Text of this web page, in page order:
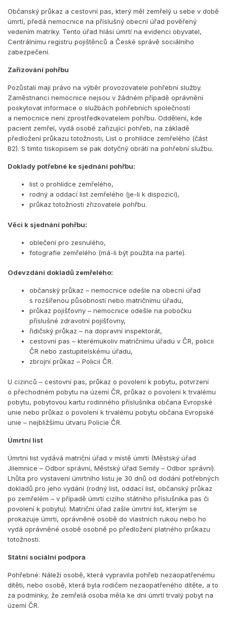
Občanský průkaz a cestovní pas, který měl zemřelý u sebe v době
úmrtí, předá nemocnice na příslušný obecní úřad pověřený
vedením matriky. Tento úřad hlásí úmrtí na evidenci obyvatel,
Centrálnímu registru pojištěnců a České správě sociálního
zabezpečení.
Zařizování pohřbu
Pozůstalí mají právo na výběr provozovatele pohřební služby.
Zaměstnanci nemocnice nejsou v žádném případě oprávnění
poskytovat informace o službách pohřebních společností
a nemocnice není zprostředkovatelem pohřbu. Oddělení, kde
pacient zemřel, vydá osobě zařizující pohřeb, na základě
předložení průkazu totožnosti, List o prohlídce zemřelého (část
B2). S tímto tiskopisem se pak dotyčný obrátí na pohřební službu.
Doklady potřebné ke sjednání pohřbu:
list o prohlídce zemřelého,
rodný a oddací list zemřelého (je-li k dispozici),
průkaz totožnosti zřizovatele pohřbu.
Věci k sjednání pohřbu:
oblečení pro zesnulého,
fotografie zemřelého (má-li být použita na parte).
Odevzdání dokladů zemřelého:
občanský průkaz – nemocnice odešle na obecní úřad
s rozšířenou působností nebo matričnímu úřadu,
průkaz pojišťovny – nemocnice odešle na pobočku
příslušné zdravotní pojišťovny,
řidičský průkaz – na dopravní inspektorát,
cestovní pas – kterémukoliv matričnímu úřadu v ČR, policii
ČR nebo zastupitelskému úřadu,
zbrojní průkaz – Policii ČR.
U cizinců – cestovní pas, průkaz o povolení k pobytu, potvrzení
o přechodném pobytu na území ČR, průkaz o povolení k trvalému
pobytu, pobytovou kartu rodinného příslušníka občana Evropské
unie nebo průkaz o povolení k trvalému pobytu občana Evropské
unie – nejbližšímu útvaru Policie ČR.
Úmrtní list
Úmrtní list vydává matriční úřad v místě úmrtí (Městský úřad
Jilemnice – Odbor správní, Městský úřad Semily – Odbor správní).
Lhůta pro vystavení úmrtního listu je 30 dnů od dodání potřebných
dokladů pro jeho vydání (rodný list, oddací list, občanský průkaz
po zemřelém – v případě úmrtí cizího státního příslušníka pas či
povolení k pobytu). Matriční úřad zašle úmrtní list, kterým se
prokazuje úmrtí, oprávněné osobě do vlastních rukou nebo ho
vydá oprávněné osobě osobně po předložení platného průkazu
totožnosti.
Státní sociální podpora
Pohřebné: Náleží osobě, která vypravila pohřeb nezaopatřenému
dítěti, nebo osobě, která byla rodičem nezaopatřeného dítěte, a to
za podmínky, že zemřelá osoba měla ke dni úmrtí trvalý pobyt na
území ČR.